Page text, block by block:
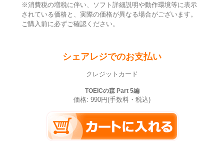
※消費税の増税に伴い、ソフト詳細説明や動作環境等に表示
されている価格と、実際の価格が異なる場合がございます。
ご購入前に必ずご確認ください。
シェアレジでのお支払い
クレジットカード
TOEICの森 Part 5編
価格: 990円(手数料・税込)